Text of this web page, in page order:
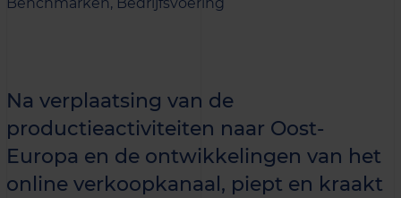
Na verplaatsing van de
productieactiviteiten naar Oost-
Europa en de ontwikkelingen van het
online verkoopkanaal, piept en kraakt